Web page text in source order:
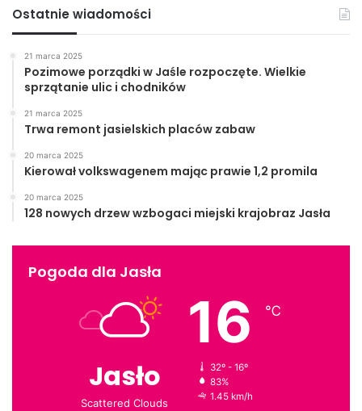
poradni żywieniowo – dietetycznej AARON NATURA.
MDK Jasło
Jasło mdk Jasło
powiat
Ostatnie wiadomości
21 marca 2025
Pozimowe porządki w Jaśle rozpoczęte. Wielkie
sprzątanie ulic i chodników
21 marca 2025
Trwa remont jasielskich placów zabaw
20 marca 2025
Kierował volkswagenem mając prawie 1,2 promila
20 marca 2025
128 nowych drzew wzbogaci miejski krajobraz Jasła
Pogoda dla Jasła
Jasło
Scattered Clouds
16 ℃
32º - 16º
83%
1.45 km/h